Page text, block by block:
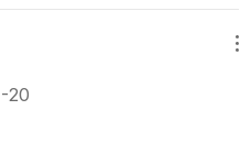
에 부서져 버리는 거지. 이렇
귀한 사상이라도 겨를 잔뜩 채
겨 속의 강철 용수철이 드러나
.’고 했다. 나도 깨달았다. 이
운이었다.P.S ) 앤서니 퀸이
하지는 못했을 것이다. 그의 목
는 중견배우가 담당했다. 역시
퀸을 표현하지 못했을 것이다.
에 등장하는 “나”인 작가와
기의 내용이 이 책의 주 내용이
바의 입에서 나오는 내용을 주
자로 본 직업과는 어울리지
리스인 조르바를 완독한 것이다.
유명하다. 조르바역으로는 정
이 주연한 영화다. 둔탁하고 우
20